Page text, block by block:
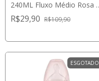
240ML Fluxo Médio Rosa -
R$29,90 R$109,90
ESGOTADO